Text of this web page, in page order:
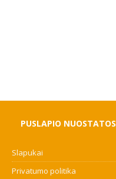
PUSLAPIO NUOSTATOS
Slapukai
Privatumo politika